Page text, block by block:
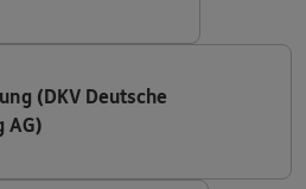
(DKV Deutsche
AG)